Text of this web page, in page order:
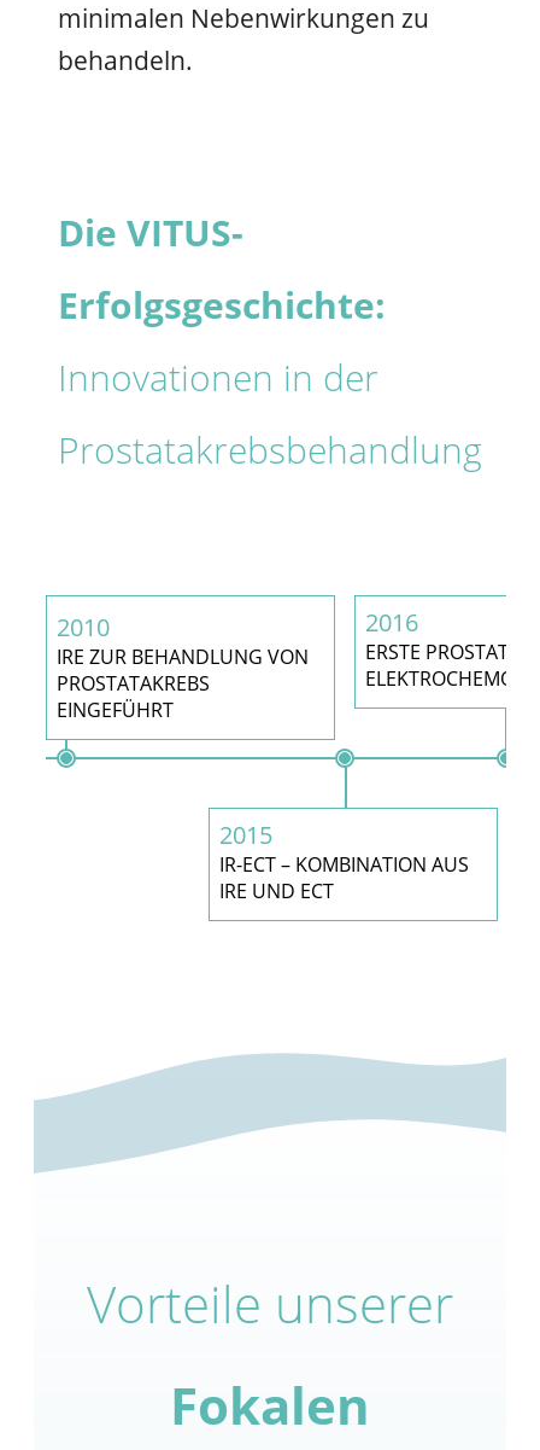
minimalen Nebenwirkungen zu
behandeln.
Die VITUS-
Erfolgsgeschichte:
Innovationen in der
Prostatakrebsbehandlung
2010
IRE ZUR BEHANDLUNG VON
PROSTATAKREBS
EINGEFÜHRT
2015
IR-ECT – KOMBINATION AUS
IRE UND ECT
2016
ERSTE PROSTATA-
Vorteile unserer
Fokalen